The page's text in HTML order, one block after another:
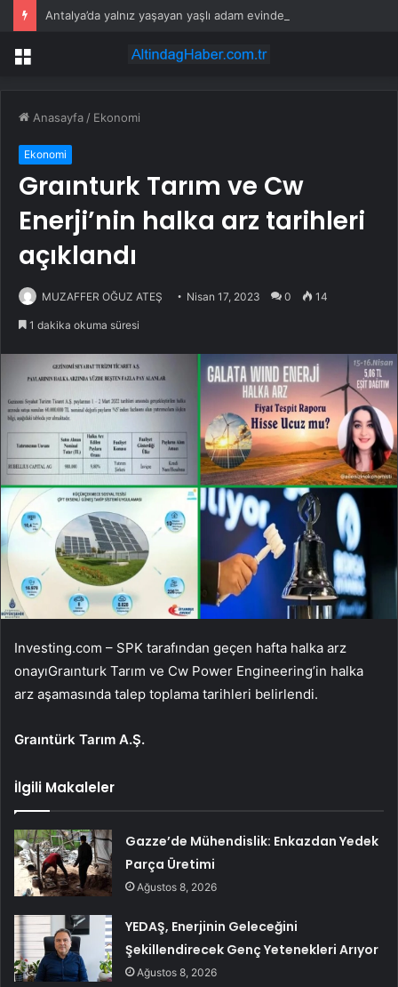
Antalya’da yalnız yaşayan yaşlı adam evinde ölü bulundu
Menü
Anasayfa / Ekonomi
Ekonomi
Graınturk Tarım ve Cw
Enerji’nin halka arz tarihleri ​​
açıklandı
MUZAFFER OĞUZ ATEŞ Nisan 17, 2023 0 14
1 dakika okuma süresi
Investing.com – SPK tarafından geçen hafta halka arz
onayıGraınturk Tarım ve Cw Power Engineering’in halka
arz aşamasında talep toplama tarihleri ​​belirlendi.
Graıntürk Tarım A.Ş.
İlgili Makaleler
Gazze’de Mühendislik: Enkazdan Yedek
Parça Üretimi
Ağustos 8, 2026
YEDAŞ, Enerjinin Geleceğini
Şekillendirecek Genç Yetenekleri Arıyor
Ağustos 8, 2026